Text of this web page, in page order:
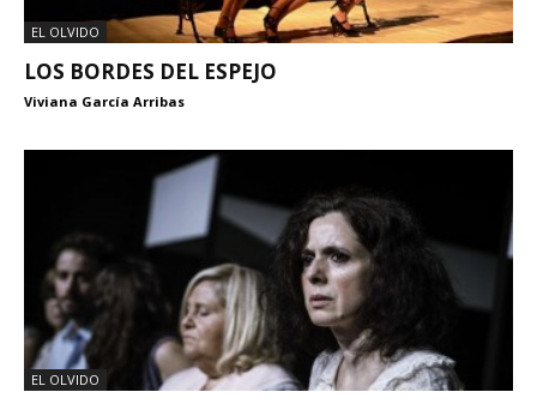
EL OLVIDO
LOS BORDES DEL ESPEJO
Viviana García Arribas
EL OLVIDO